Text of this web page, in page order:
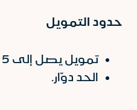
حدود التمويل
تمويل يصل إلى 5 مليون ريال.
الحد دوّار.